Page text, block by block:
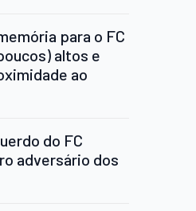
para o FC
altos e
ao
do FC
adversário dos